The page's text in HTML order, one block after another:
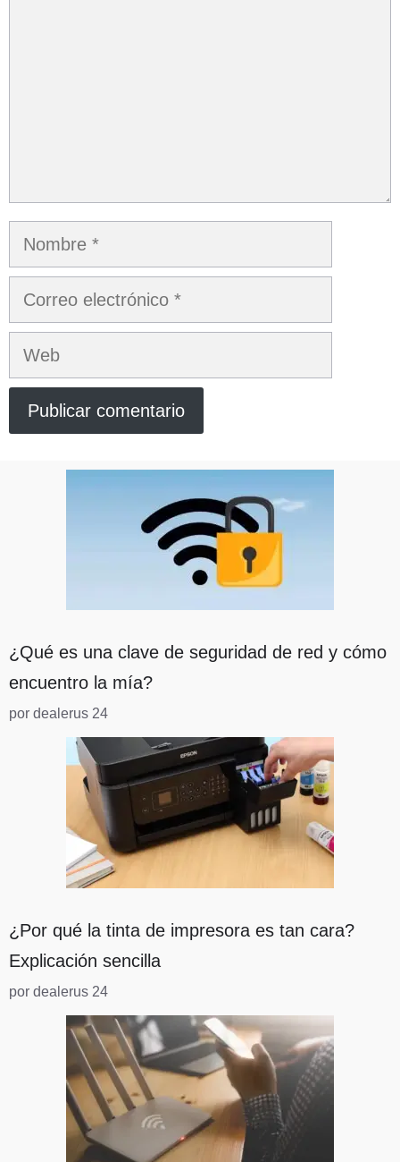
Nombre
Correo
electrónico
Web
¿Qué es una clave de seguridad de red y cómo
encuentro la mía?
por dealerus 24
¿Por qué la tinta de impresora es tan cara?
Explicación sencilla
por dealerus 24